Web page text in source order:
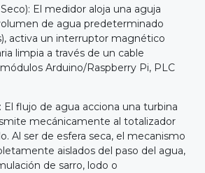
El medidor aloja una aguja
de agua predeterminado
activa un interruptor magnético
limpia a través de un cable
Arduino/Raspberry Pi, PLC
flujo de agua acciona una turbina
mecánicamente al totalizador
Al ser de esfera seca, el mecanismo
aislados del paso del agua,
de sarro, lodo o